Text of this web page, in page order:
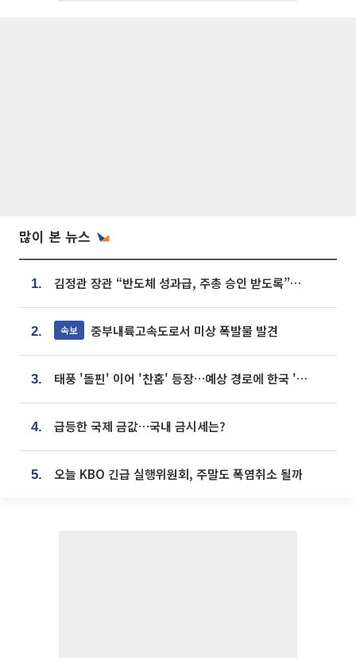
많이 본 뉴스
1. 김정관 장관 “반도체 성과급, 주총 승인 받도록”…상법·자본시장법 개정 시사
2. 속보 중부내륙고속도로서 미상 폭발물 발견
3. 태풍 '돌핀' 이어 '찬홈' 등장…예상 경로에 한국 '한숨'
4. 급등한 국제 금값…국내 금시세는?
5. 오늘 KBO 긴급 실행위원회, 주말도 폭염취소 될까